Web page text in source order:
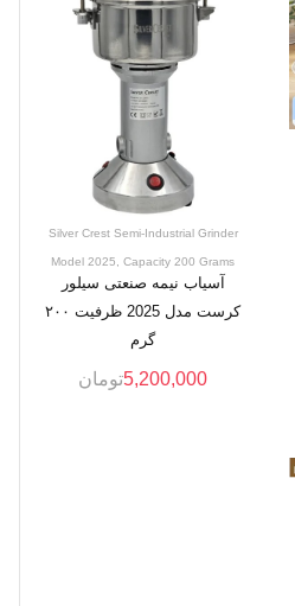
Silver Crest Semi-Industrial Grinder
Model 2025, Capacity 200 Grams
آسیاب نیمه صنعتی سیلور
کرست مدل 2025 ظرفیت ۲۰۰
گرم
5,200,000تومان